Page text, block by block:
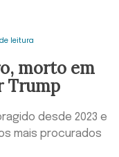
leitura
morto em
Trump
desde 2023 e
mais procurados